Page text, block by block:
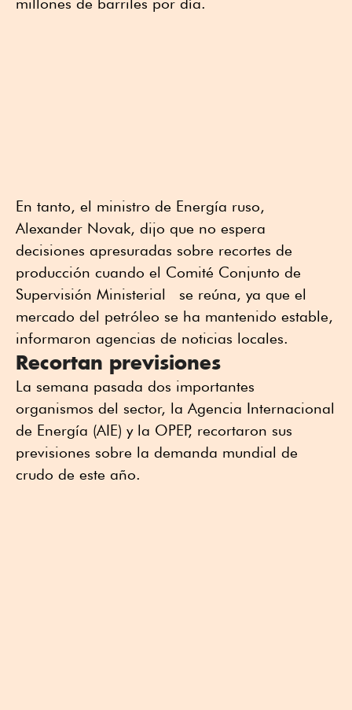
En tanto, el ministro de Energía ruso,
Alexander Novak, dijo que no espera
decisiones apresuradas sobre recortes de
producción cuando el Comité Conjunto de
Supervisión Ministerial se reúna, ya que el
mercado del petróleo se ha mantenido estable,
informaron agencias de noticias locales.
Recortan previsiones
La semana pasada dos importantes
organismos del sector, la Agencia Internacional
de Energía (AIE) y la OPEP, recortaron sus
previsiones sobre la demanda mundial de
crudo de este año.